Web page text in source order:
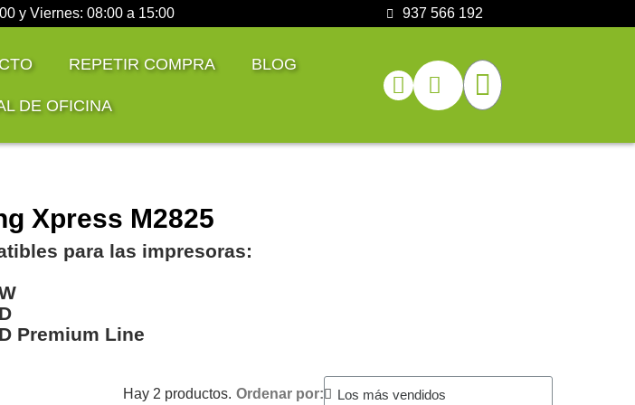
y Viernes: 08:00 a 15:00 937 566 192
REPETIR COMPRA BLOG
DE OFICINA
Xpress M2825
para las impresoras:
Premium Line
Hay 2 productos. Ordenar por: